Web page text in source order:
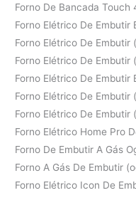
Forno De Bancada
Forno Elétrico De Embutir
Forno Elétrico De Embutir
Forno Elétrico De Embutir
Forno Elétrico De Embutir
Forno Elétrico De Embutir
Forno Elétrico De Embutir
Forno Elétrico Home Pro
Forno De Embutir A Gás
Forno A Gás De Embutir
Forno Elétrico Icon De